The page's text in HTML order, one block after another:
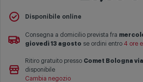
Disponibile online
Consegna a domicilio prevista fra
giovedì 13 agosto se ordini entro 4 ore
Le date previste per la consegna sono una
basata sulle statistiche di consegna in
Ritiro gratuito presso Comet Bologna
disponibile
Cambia negozio